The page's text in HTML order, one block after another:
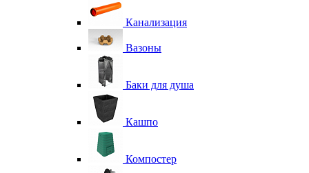
Канализация
Вазоны
Баки для душа
Кашпо
Компостер